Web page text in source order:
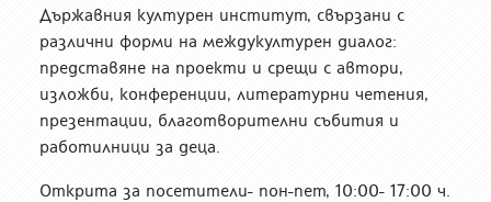
Държавния културен институт, свързани с
различни форми на междукултурен диалог:
представяне на проекти и срещи с автори,
изложби, конференции, литературни четения,
презентации, благотворителни събития и
работилници за деца.
Открита за посетители- пон-пет, 10:00- 17:00 ч.